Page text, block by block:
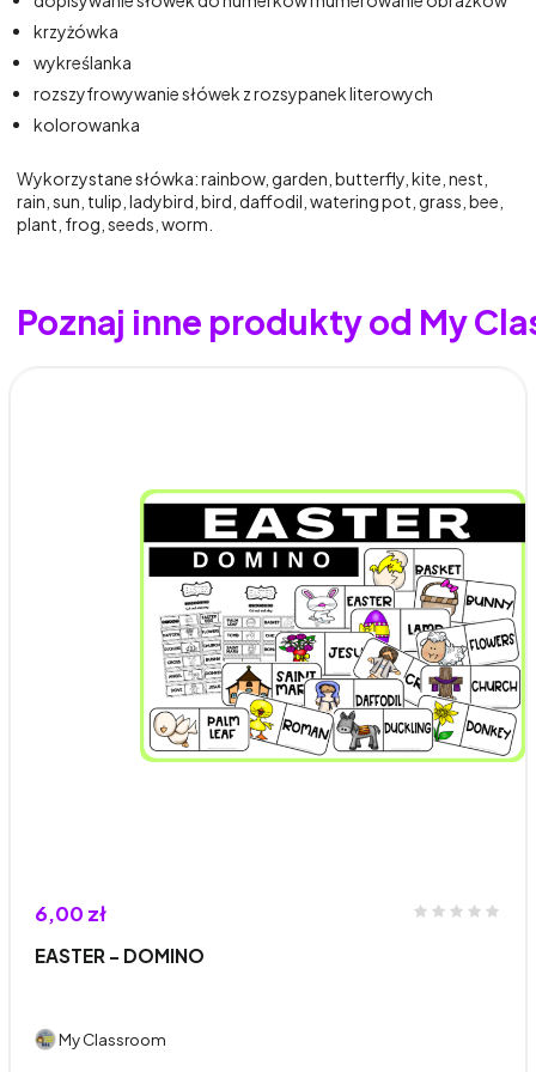
krzyżówka
wykreślanka
rozszyfrowywanie słówek z rozsypanek literowych
kolorowanka
Wykorzystanesłówka: rainbow, garden, butterfly, kite, nest,
rain, sun, tulip, ladybird, bird, daffodil, watering pot, grass, bee,
plant, frog, seeds, worm.
Poznaj inne produkty od My
6,00 zł
EASTER - DOMINO
My Classroom